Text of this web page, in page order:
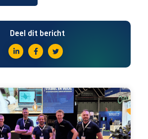
Deel dit bericht